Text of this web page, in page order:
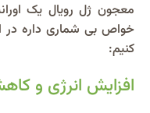
معجون ژل رویال یک
خواص بی شماری داره در
کنیم:
افزایش انرژی و